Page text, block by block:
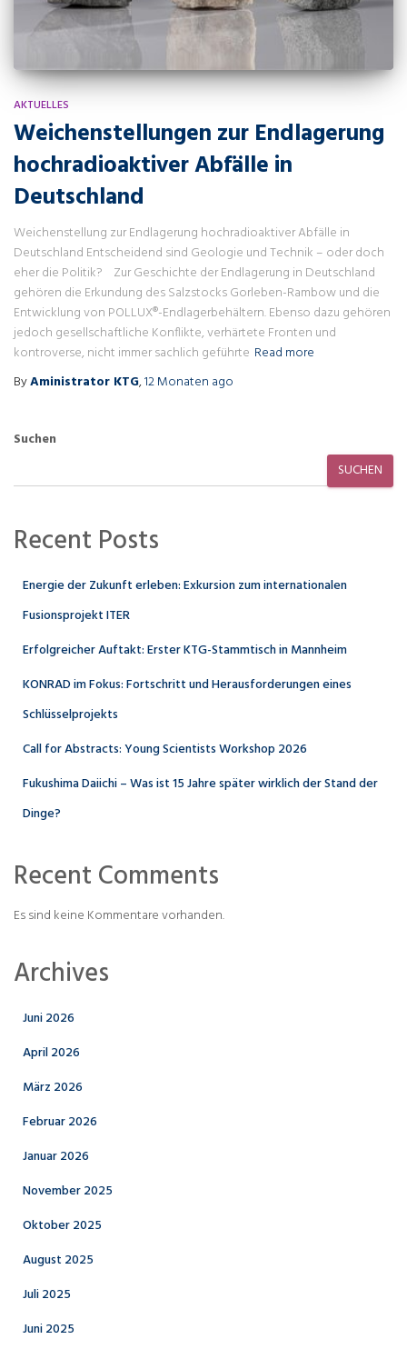
AKTUELLES
Weichenstellungen zur Endlagerung
hochradioaktiver Abfälle in
Deutschland
Weichenstellung zur Endlagerung hochradioaktiver Abfälle in
Deutschland Entscheidend sind Geologie und Technik – oder doch
eher die Politik? Zur Geschichte der Endlagerung in Deutschland
gehören die Erkundung des Salzstocks Gorleben-Rambow und die
Entwicklung von POLLUX®-Endlagerbehältern. Ebenso dazu gehören
jedoch gesellschaftliche Konflikte, verhärtete Fronten und
kontroverse, nicht immer sachlich geführte Read more
ByAministrator KTG,12 Monaten ago
Suchen
SUCHEN
Recent Posts
Energie der Zukunft erleben: Exkursion zum internationalen
Fusionsprojekt ITER
Erfolgreicher Auftakt: Erster KTG-Stammtisch in Mannheim
KONRAD im Fokus: Fortschritt und Herausforderungen eines
Schlüsselprojekts
Call for Abstracts: Young Scientists Workshop 2026
Fukushima Daiichi – Was ist 15 Jahre später wirklich der Stand der
Dinge?
Recent Comments
Es sind keine Kommentare vorhanden.
Archives
Juni 2026
April 2026
März 2026
Februar 2026
Januar 2026
November 2025
Oktober 2025
August 2025
Juli 2025
Juni 2025